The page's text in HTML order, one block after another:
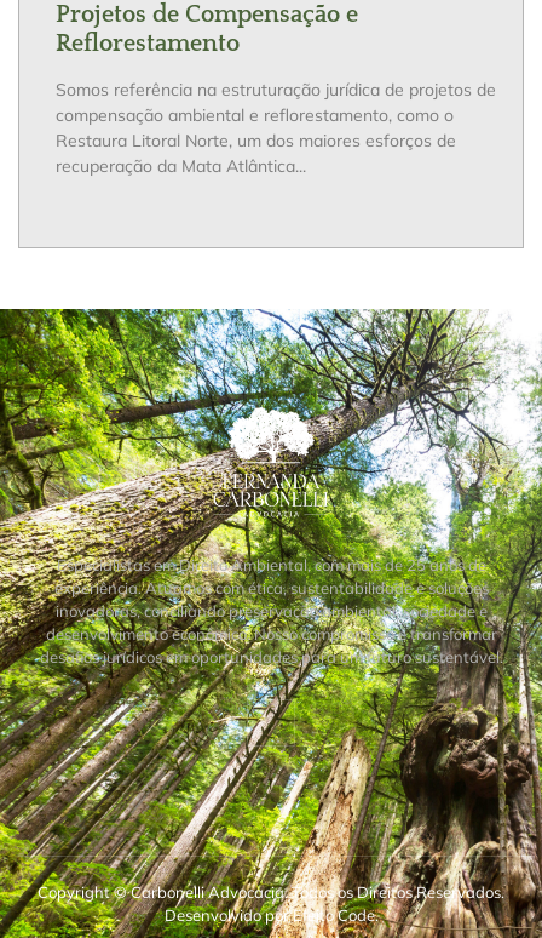
Projetos de Compensação e
Reflorestamento
Somos referência na estruturação jurídica de projetos de
compensação ambiental e reflorestamento, como o
Restaura Litoral Norte, um dos maiores esforços de
recuperação da Mata Atlântica...
Especialistas em Direito Ambiental, com mais de 25 anos de
experiência. Atuamos com ética, sustentabilidade e soluções
inovadoras, conciliando preservação ambiental, sociedade e
desenvolvimento econômico. Nosso compromisso é transformar
desafios jurídicos em oportunidades para um futuro sustentável.
Copyright © Carbonelli Advocacia. Todos os Direitos Reservados.
Desenvolvido por Efeito Code.